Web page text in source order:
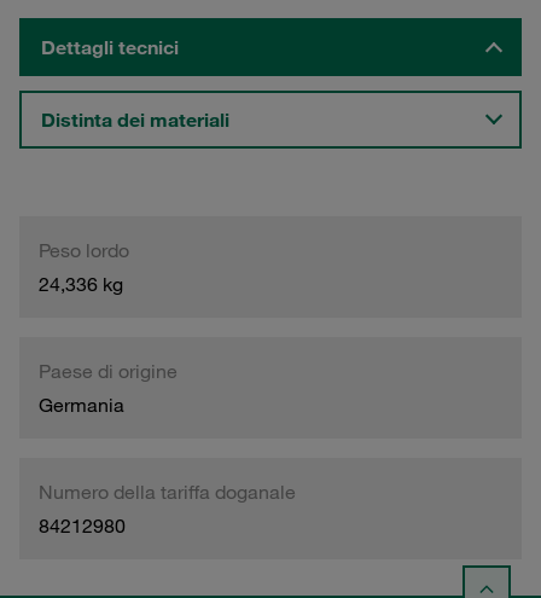
Dettagli tecnici
Distinta dei materiali
Peso lordo
24,336 kg
Paese di origine
Germania
Numero della tariffa doganale
84212980